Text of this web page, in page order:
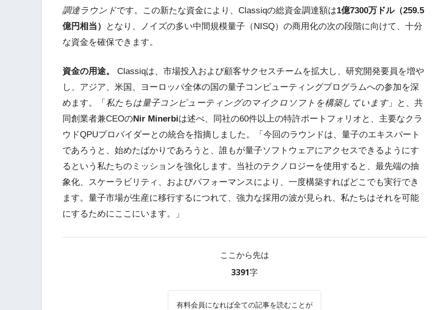
調達ラウンドです。この新たな資金により、Classiqの総資金調達額は1億7300万ドル（259.5
億円相当）
となり、ノイズの多い中間規模量子（NISQ）の商用化の次の段階に向けて、十分
な資金を確保できます。
資金の用途。
Classiqは、市場投入および顧客サクセスチームを拡大し、研究開発要員を増や
し、アジア、米国、ヨーロッパ全体の国の量子コンピューティングプログラムへの参加を深
めます。「 私たちは量子コンピューティングのマイクロソフトを構築しています」と、共
同創業者兼CEOのNir Minerbiは述べ、同社の60件以上の特許ポートフォリオと、主要なクラ
ウドQPUプロバイダーとの統合を指摘しました。「今回のラウンドは、量子のエキスパート
であろうと、始めたばかりであろうと、誰もが量子ソフトウェアにアクセスできるようにす
るという私たちのミッションを強化します。当社のテクノロジーを使用すると、最先端の抽
象化、スケーラビリティ、およびパフォーマンスにより、一度構築すればどこでも実行でき
ます。量子市場が生産に移行するにつれて、強力な採用の波が見られ、私たちはそれを可能
にするためにここにいます。」
ここから先は
3391字
有料会員になれば全ての記事を読むことが